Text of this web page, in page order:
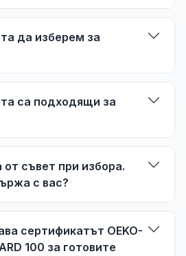
да изберем за
са подходящи за
съвет при избора.
с вас?
сертификатът OEKO-
100 за готовите